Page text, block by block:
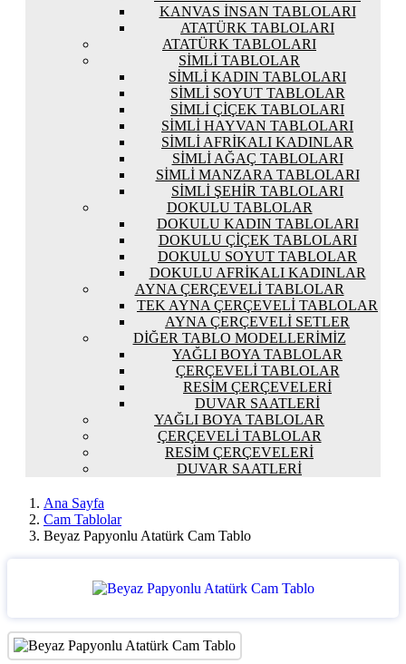
KANVAS İNSAN TABLOLARI
ATATÜRK TABLOLARI
ATATÜRK TABLOLARI
SIMLI TABLOLAR
SIMLI KADIN TABLOLARI
SIMLI SOYUT TABLOLAR
SIMLI ÇIÇEK TABLOLARI
SIMLI HAYVAN TABLOLARI
SIMLI AFRIKALI KADINLAR
SIMLI AĞAÇ TABLOLARI
SIMLI MANZARA TABLOLARI
SIMLI ŞEHIR TABLOLARI
DOKULU TABLOLAR
DOKULU KADIN TABLOLARI
DOKULU ÇIÇEK TABLOLARI
DOKULU SOYUT TABLOLAR
DOKULU AFRIKALI KADINLAR
AYNA ÇERÇEVELI TABLOLAR
TEK AYNA ÇERÇEVELI TABLOLAR
AYNA ÇERÇEVELI SETLER
DIĞER TABLO MODELLERIMIZ
YAĞLI BOYA TABLOLAR
ÇERÇEVELI TABLOLAR
RESIM ÇERÇEVELERI
DUVAR SAATLERI
YAĞLI BOYA TABLOLAR
ÇERÇEVELI TABLOLAR
RESIM ÇERÇEVELERI
DUVAR SAATLERI
Ana Sayfa
Cam Tablolar
Beyaz Papyonlu Atatürk Cam Tablo